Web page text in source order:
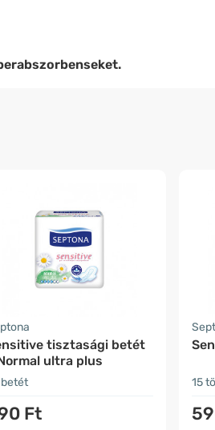
tisztasági betét
ultra plus
betét
Ft
15